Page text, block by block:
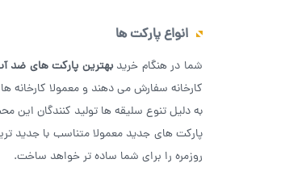
انواع پارکت ها
شما در هنگام خریدبهترین پارکت های ضد
کارخانه سفارش می‌ دهند و معمولا کارخانه
به دلیل تنوع سلیقه ها تولید کنندگان
پارکت های جدید معمولا متناسب با جدید
روزمره را برای شما ساده تر خواهد ساخت.